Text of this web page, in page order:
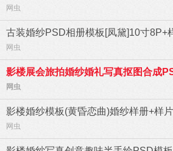
网虫
古装婚纱PSD相册模板[凤黛]10寸8P+
网虫
影楼展会旅拍婚纱婚礼写真抠图合成
网虫
影楼婚纱模板(黄昏恋曲)婚纱样册+样
网虫